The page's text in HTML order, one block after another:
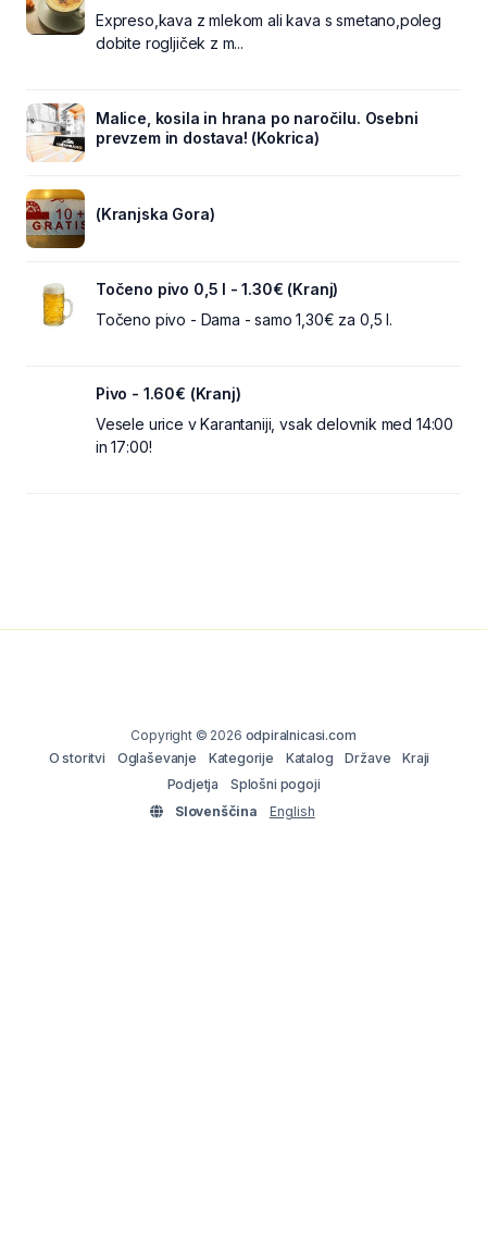
Expreso,kava z mlekom ali kava s smetano,poleg
dobite rogljiček z m...
Malice, kosila in hrana po naročilu. Osebni
prevzem in dostava! (Kokrica)
(Kranjska Gora)
Točeno pivo 0,5 l - 1.30€ (Kranj)
Točeno pivo - Dama - samo 1,30€ za 0,5 l.
Pivo - 1.60€ (Kranj)
Vesele urice v Karantaniji, vsak delovnik med 14:00
in 17:00!
Copyright © 2026 odpiralnicasi.com
O storitvi
Oglaševanje Kategorije Katalog Države
Kraji
Podjetja
Splošni pogoji
Slovenščina
English